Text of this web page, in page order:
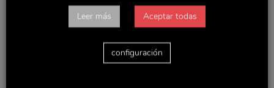
ganado dos de los 11 premios a la innovación que
Alimentariaeste año.
Actualmente, el Grupo se encuentra en plena fase
, esperando alcanzar los
Leer más Aceptar todas
configuración